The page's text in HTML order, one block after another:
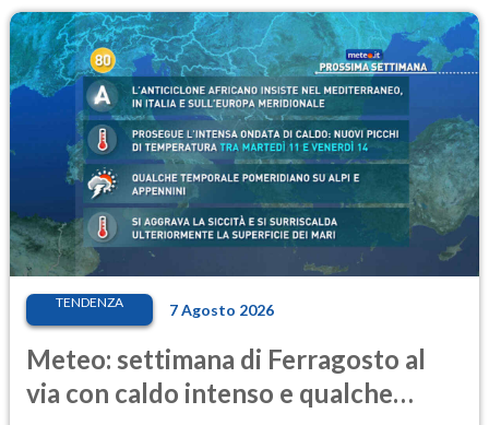
TENDENZA 7 Agosto 2026
Meteo: settimana di Ferragosto al
via con caldo intenso e qualche